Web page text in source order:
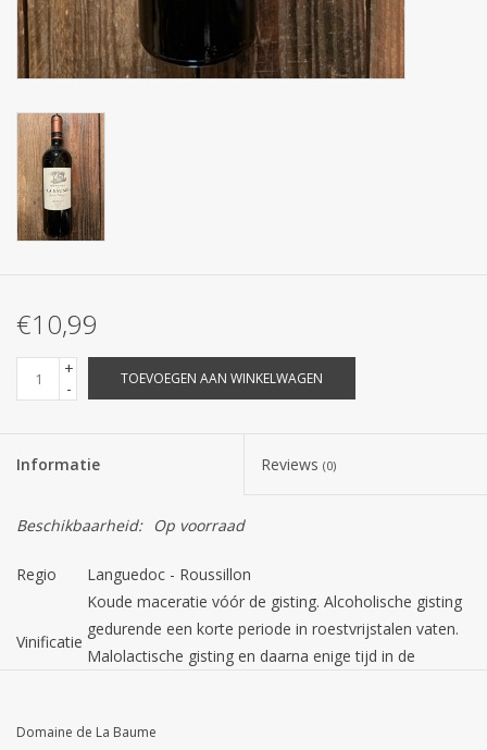
€10,99
+
-
TOEVOEGEN AAN WINKELWAGEN
Informatie Reviews (0)
Beschikbaarheid: Op voorraad
Regio Languedoc - Roussillon
Vinificatie
Koude maceratie vóór de gisting. Alcoholische gisting
gedurende een korte periode in roestvrijstalen vaten.
Malolactische gisting en daarna enige tijd in de
De geur van de wijn is zeer expressief in de neus met
Domaine de La Baume